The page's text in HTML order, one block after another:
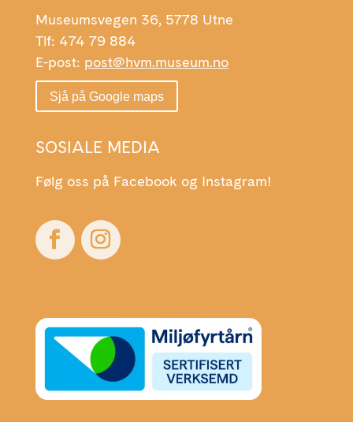
Museumsvegen 36, 5778 Utne
Tlf: 474 79 884
E-post: post@hvm.museum.no
Sjå på Google maps
SOSIALE MEDIA
Følg oss på Facebook og Instagram!